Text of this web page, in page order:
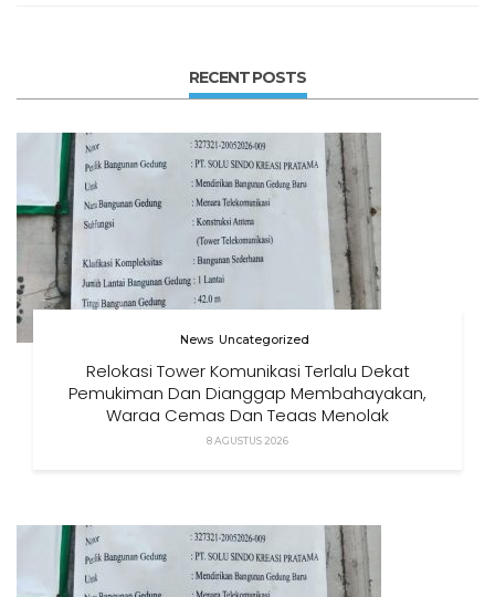
RECENT POSTS
News Uncategorized
Relokasi Tower Komunikasi Terlalu Dekat
Pemukiman Dan Dianggap Membahayakan,
Warga Cemas Dan Tegas Menolak
8 AGUSTUS 2026